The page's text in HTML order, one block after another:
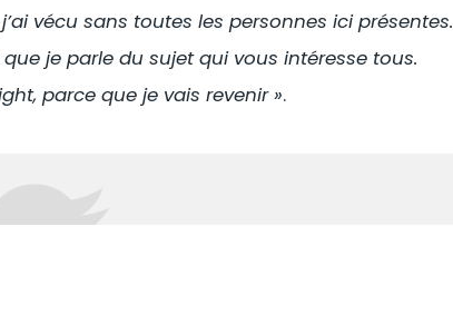
vécu sans toutes les personnes ici présentes.
je parle du sujet qui vous intéresse tous.
parce que je vais revenir ».